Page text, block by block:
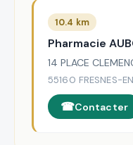
10.4 km
Pharmacie
14 PLACE
55160 FRESNES-
Contacter